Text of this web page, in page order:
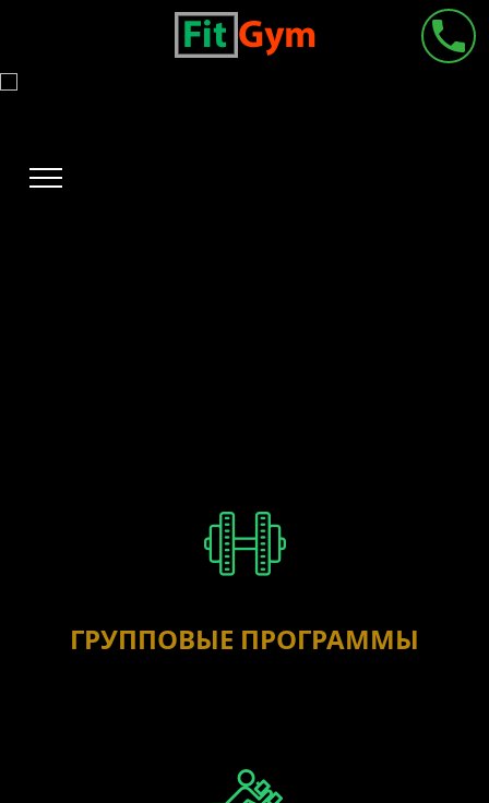
ГРУППОВЫЕ ПРОГРАММЫ